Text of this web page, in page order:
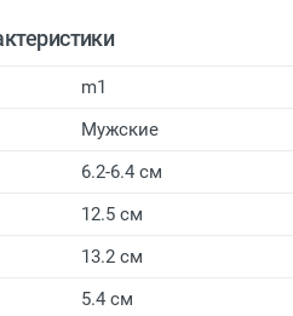
m1
Мужские
6.2-6.4 см
12.5 см
13.2 см
5.4 см